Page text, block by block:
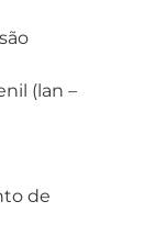
(lan –
de